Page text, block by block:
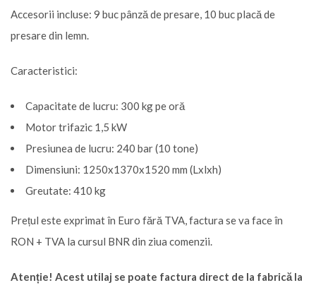
Accesorii incluse: 9 buc pânză de presare, 10 buc placă de
presare din lemn.
Caracteristici:
Capacitate de lucru: 300 kg pe oră
Motor trifazic 1,5 kW
Presiunea de lucru: 240 bar (10 tone)
Dimensiuni: 1250x1370x1520 mm (Lxlxh)
Greutate: 410 kg
Prețul este exprimat în Euro fără TVA, factura se va face în
RON + TVA la cursul BNR din ziua comenzii.
Atenție! Acest utilaj se poate factura direct de la fabrică la